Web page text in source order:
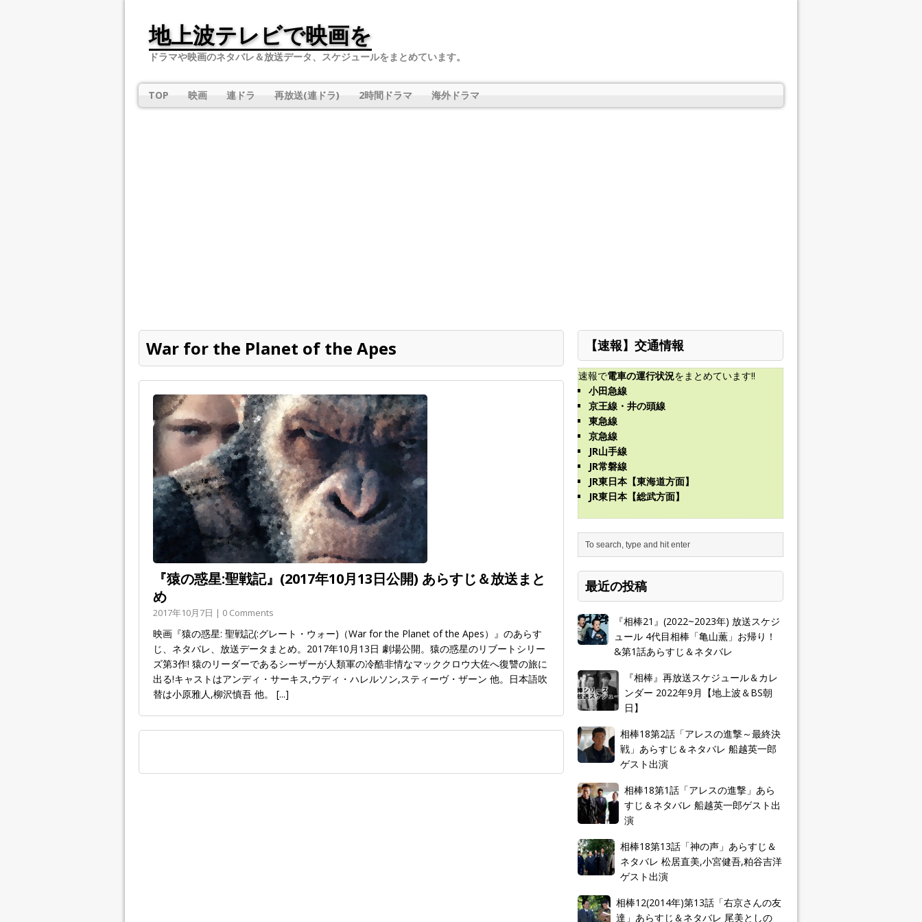
地上波テレビで映画を
ドラマや映画のネタバレ＆放送データ、スケジュールをまとめています。
TOP 映画 連ドラ 再放送(連ドラ) 2時間ドラマ 海外ドラマ
War for the Planet of the Apes
『猿の惑星:聖戦記』(2017年10月13日公開) あらすじ＆放送まと
め
2017年10月7日 | 0 Comments
映画『猿の惑星: 聖戦記(:グレート・ウォー)（War for the Planet of the Apes）』のあらす
じ、ネタバレ、放送データまとめ。2017年10月13日 劇場公開。猿の惑星のリブートシリー
ズ第3作! 猿のリーダーであるシーザーが人類軍の冷酷非情なマッククロウ大佐へ復讐の旅に
出る!キャストはアンディ・サーキス,ウディ・ハレルソン,スティーヴ・ザーン 他。日本語吹
替は小原雅人,柳沢慎吾 他。 [...]
【速報】交通情報
速報で電車の運行状況をまとめています!!
小田急線
京王線・井の頭線
東急線
京急線
JR山手線
JR常磐線
JR東日本【東海道方面】
JR東日本【総武方面】
最近の投稿
『相棒21』(2022~2023年) 放送スケジ
ュール 4代目相棒「亀山薫」お帰り！
&第1話あらすじ＆ネタバレ
『相棒』再放送スケジュール＆カレ
ンダー 2022年9月【地上波＆BS朝
日】
相棒18第2話「アレスの進撃～最終決
戦」あらすじ＆ネタバレ 船越英一郎
ゲスト出演
相棒18第1話「アレスの進撃」あら
すじ＆ネタバレ 船越英一郎ゲスト出
演
相棒18第13話「神の声」あらすじ＆
ネタバレ 松居直美,小宮健吾,粕谷吉洋
ゲスト出演
相棒12(2014年)第13話「右京さんの友
達」あらすじ＆ネタバレ 尾美としの